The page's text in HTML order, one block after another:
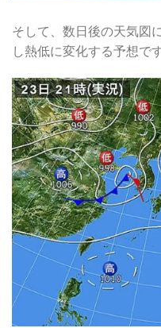
そして、数日後の天気図
し熱低に変化する予想です